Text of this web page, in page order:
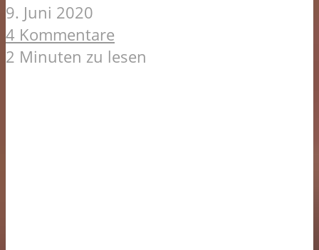
9. Juni 2020
4 Kommentare
2 Minuten zu lesen